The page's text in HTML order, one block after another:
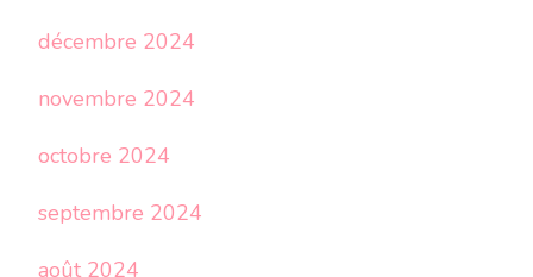
décembre 2024
novembre 2024
octobre 2024
septembre 2024
août 2024